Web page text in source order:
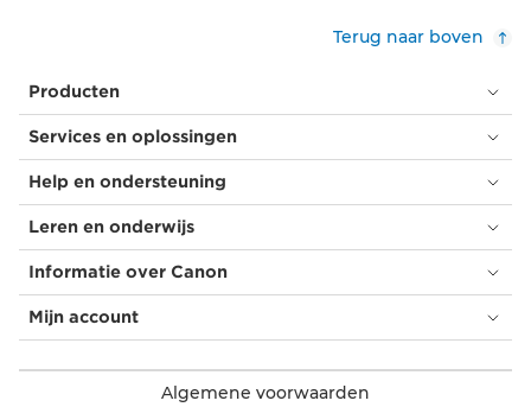
Terug naar boven
Producten
Services en oplossingen
Help en ondersteuning
Leren en onderwijs
Informatie over Canon
Mijn account
Algemene voorwaarden